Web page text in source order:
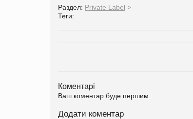
Раздел: Private Label >
Теги:
Коментарі
Ваш коментар буде першим.
Додати коментар